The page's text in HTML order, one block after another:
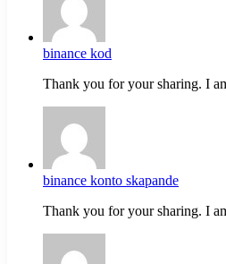
binance kod
Thank you for your sharing. I
binance konto skapande
Thank you for your sharing. I